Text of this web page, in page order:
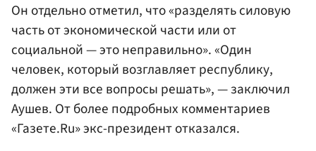
Он отдельно отметил, что «разделять силовую
часть от экономической части или от
социальной — это неправильно». «Один
человек, который возглавляет республику,
должен эти все вопросы решать», — заключил
Аушев. От более подробных комментариев
«Газете.Ru» экс-президент отказался.